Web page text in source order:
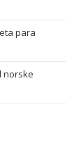
para
norske